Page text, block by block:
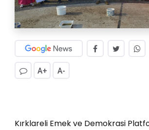
A+ A-
Kırklareli Emek ve Demokrasi